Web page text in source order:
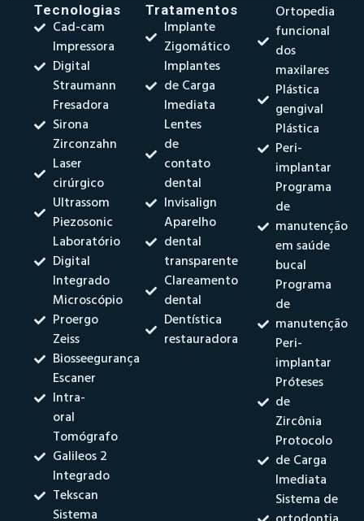
Tecnologias
Cad-cam
Impressora
Digital
Straumann
Fresadora
Sirona
Zirconzahn
Laser
cirúrgico
Ultrassom
Piezosonic
Laboratório
Digital
Integrado
Microscópio
Proergo
Zeiss
Biosseegurança
Escaner
Intra-
oral
Tomógrafo
Galileos 2
Integrado
Tekscan
Sistema
Tratamentos
Implante
Zigomático
Implantes
de Carga
Imediata
Lentes
de
contato
dental
Invisalign
Aparelho
dental
transparente
Clareamento
dental
Dentística
restauradora
Ortopedia
funcional
dos
maxilares
Plástica
gengival
Plástica
Peri-
implantar
Programa
de
manutenção
em saúde
bucal
Programa
de
manutenção
Peri-
implantar
Próteses
de
Zircônia
Protocolo
de Carga
Imediata
Sistema de